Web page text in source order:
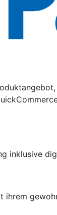
inklusive
ihrem